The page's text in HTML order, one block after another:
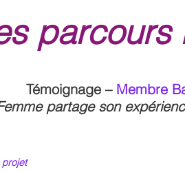
parcours
Témoignage – Membre
partage son
projet